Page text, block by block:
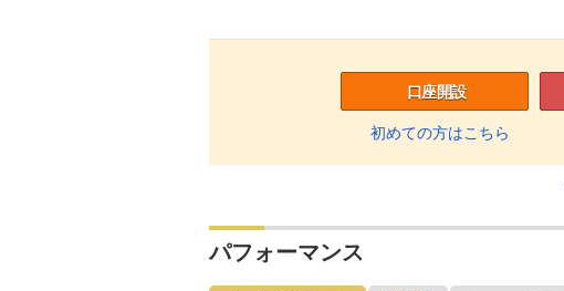
口座開設
初めての方はこちら
パフォーマンス